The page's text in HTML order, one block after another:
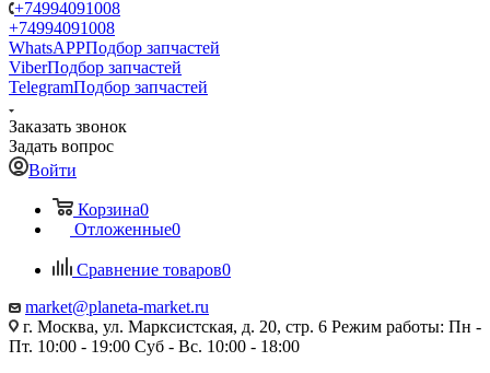
+74994091008
+74994091008
WhatsAPPПодбор запчастей
ViberПодбор запчастей
TelegramПодбор запчастей
Заказать звонок
Задать вопрос
Войти
Корзина0
Отложенные0
Сравнение товаров0
market@planeta-market.ru
г. Москва, ул. Марксистская, д. 20, стр. 6 Режим работы: Пн -
Пт. 10:00 - 19:00 Суб - Вс. 10:00 - 18:00